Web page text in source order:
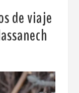
de viaje